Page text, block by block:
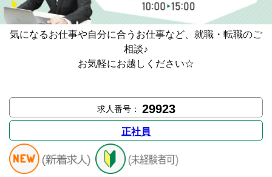
気になるお仕事や自分に合うお仕事など、就職・転職のご
相談♪
お気軽にお越しください☆
求人番号： 29923
正社員